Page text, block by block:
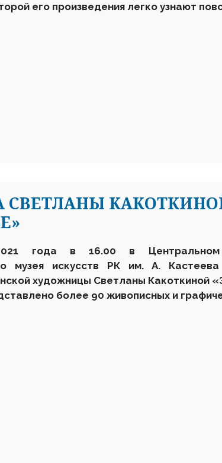
его произведения легко узнают
СВЕТЛАНЫ
года в 16.00 в Центральном
музея искусств РК им. А.
художницы Светланы Какоткиной
более 90 живописных и